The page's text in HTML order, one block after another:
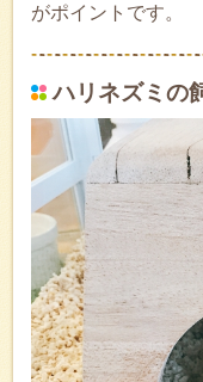
がポイントです。
ハリネズミの